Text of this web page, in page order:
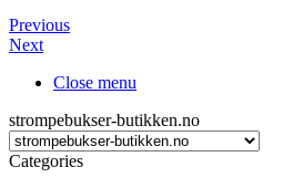
Previous
Next
Close menu
strompebukser-butikken.no
Categories